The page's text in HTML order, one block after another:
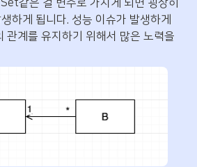
같은 걸 변수로 가지게 되면 굉장히
하게 됩니다. 성능 이슈가 발생하게
관계를 유지하기 위해서 많은 노력을